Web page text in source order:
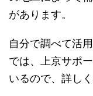
があります。
自分で調べて活
では、上京サポ
いるので、詳し